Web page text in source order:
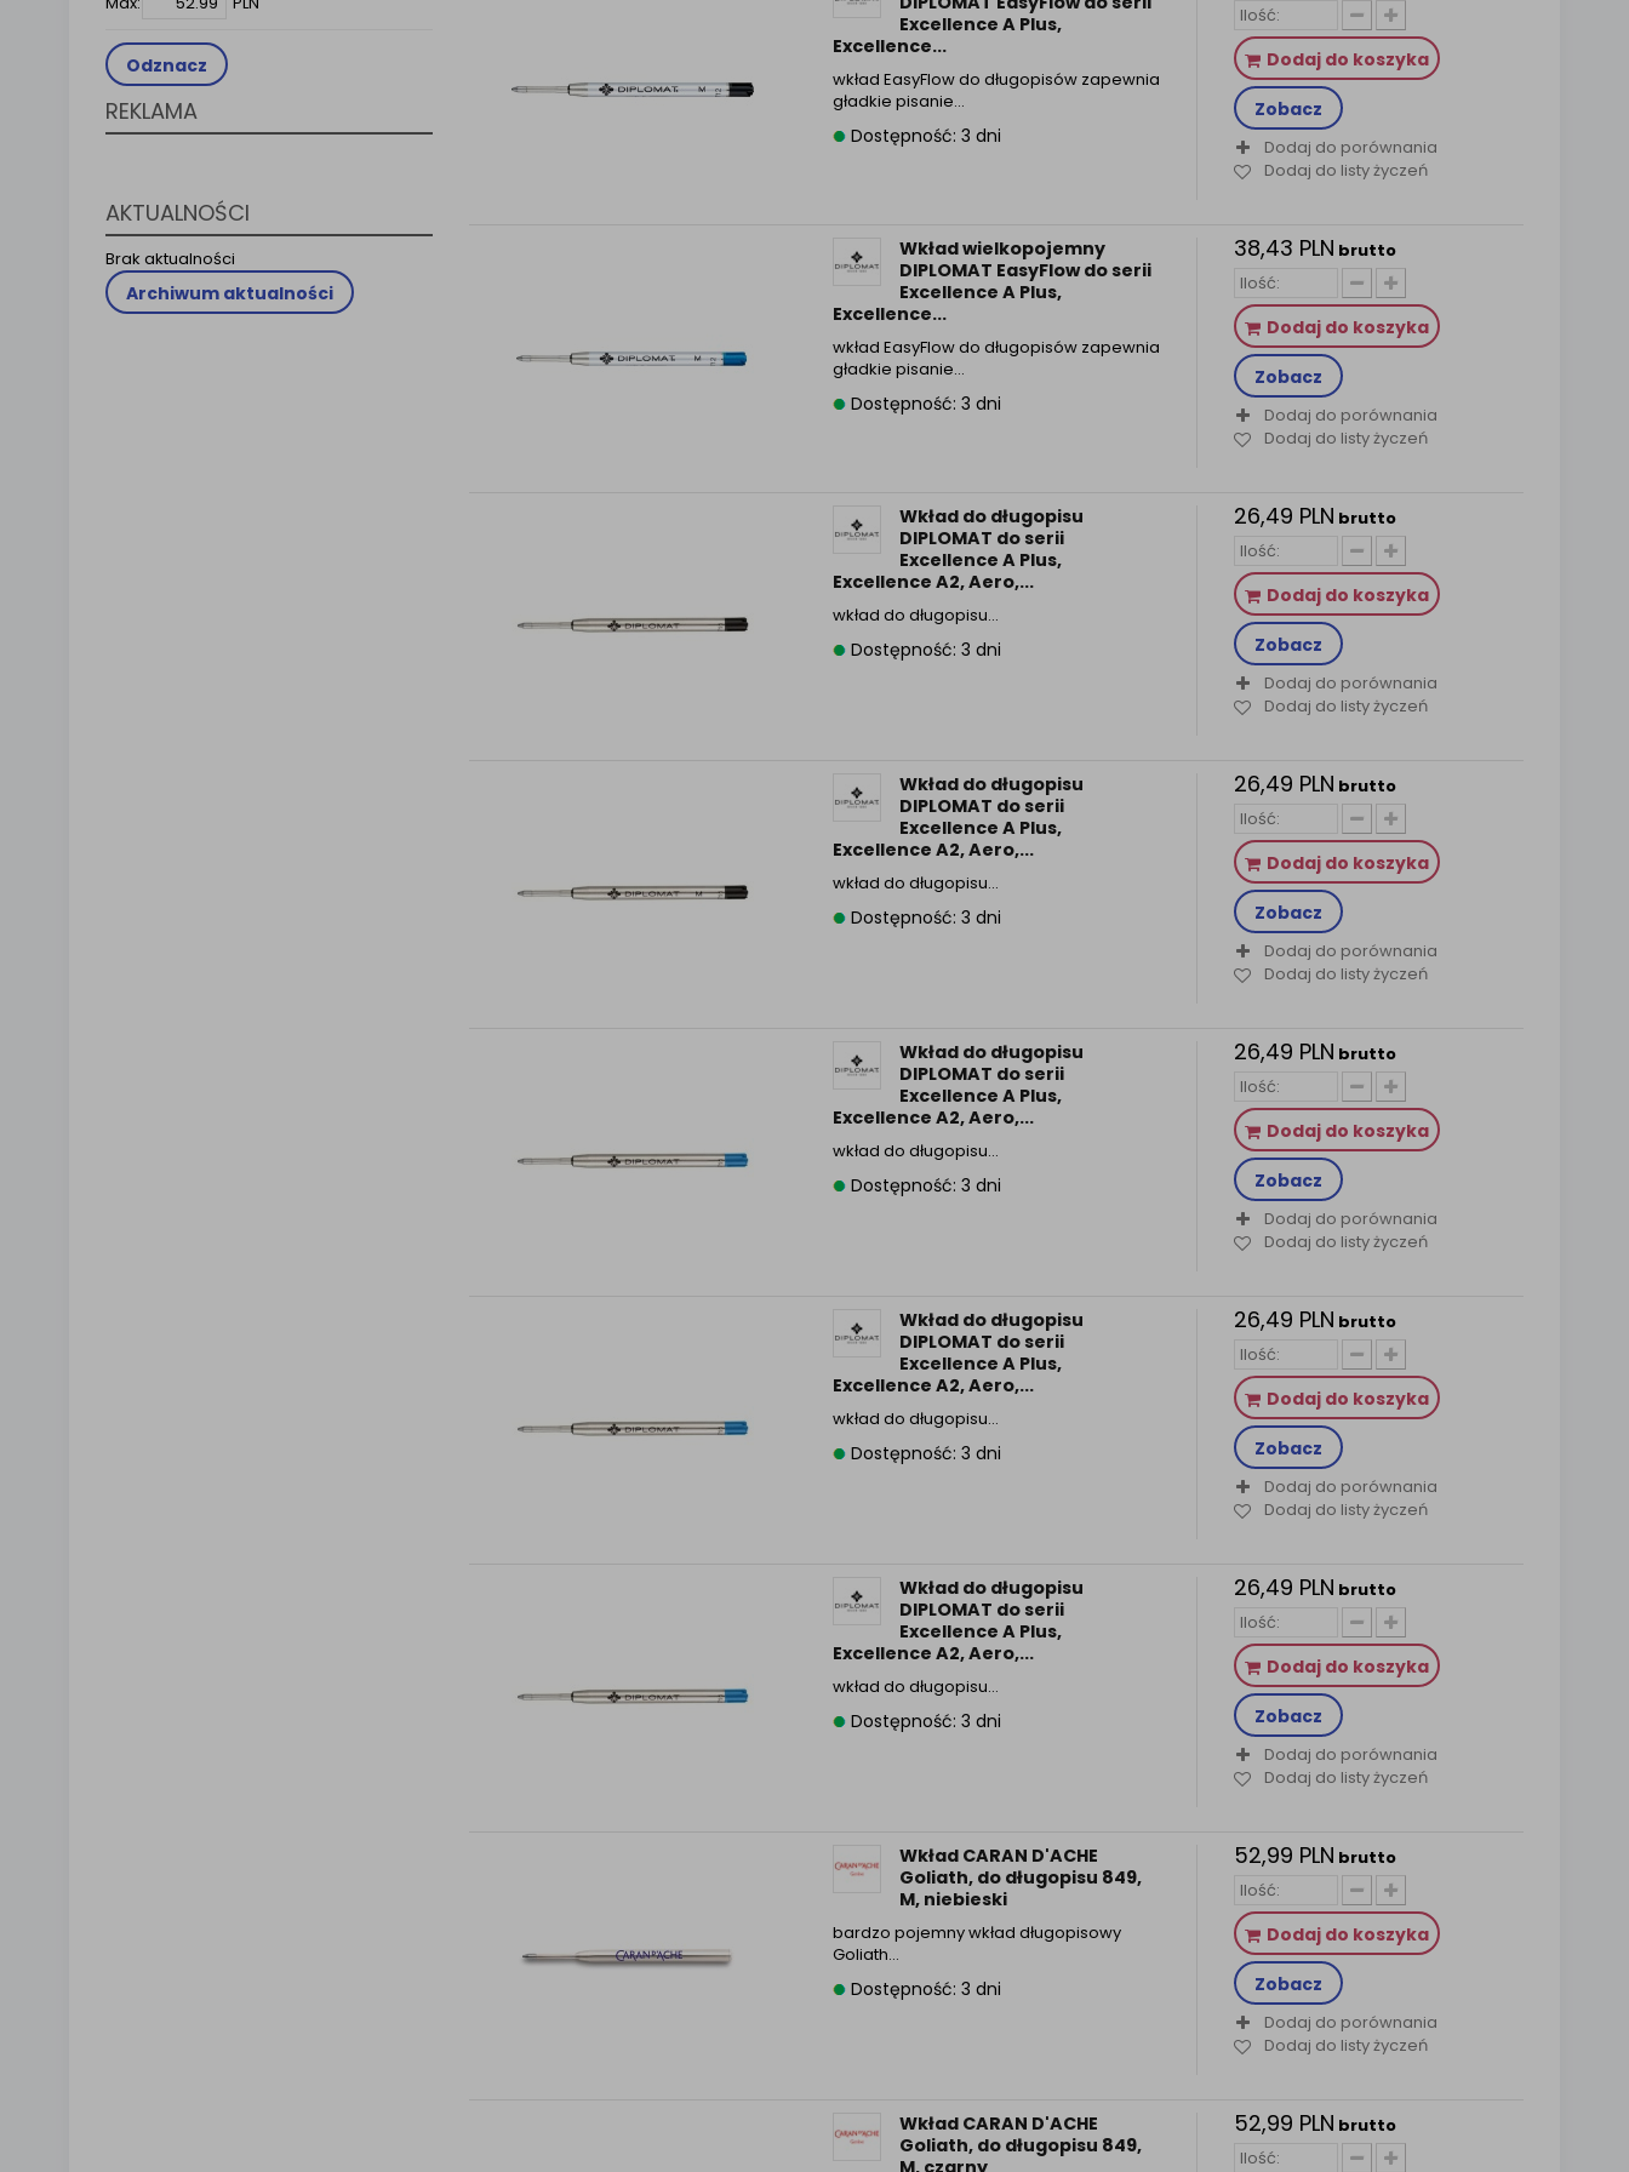
Odznacz
REKLAMA
AKTUALNOŚCI
Brak aktualności
Archiwum aktualności
Excellence A Plus,
Excellence...
wkład EasyFlow do długopisów zapewnia
gładkie pisanie…
Dostępność: 3 dni
Dodaj do koszyka
Zobacz
Dodaj do porównania
Dodaj do listy życzeń
Wkład wielkopojemny
DIPLOMAT EasyFlow do serii
Excellence A Plus,
Excellence...
wkład EasyFlow do długopisów zapewnia
gładkie pisanie…
Dostępność: 3 dni
38,43 PLN brutto
Dodaj do koszyka
Zobacz
Dodaj do porównania
Dodaj do listy życzeń
Wkład do długopisu
DIPLOMAT do serii
Excellence A Plus,
Excellence A2, Aero,...
wkład do długopisu…
Dostępność: 3 dni
26,49 PLN brutto
Dodaj do koszyka
Zobacz
Dodaj do porównania
Dodaj do listy życzeń
Wkład do długopisu
DIPLOMAT do serii
Excellence A Plus,
Excellence A2, Aero,...
wkład do długopisu…
Dostępność: 3 dni
26,49 PLN brutto
Dodaj do koszyka
Zobacz
Dodaj do porównania
Dodaj do listy życzeń
Wkład do długopisu
DIPLOMAT do serii
Excellence A Plus,
Excellence A2, Aero,...
wkład do długopisu…
Dostępność: 3 dni
26,49 PLN brutto
Dodaj do koszyka
Zobacz
Dodaj do porównania
Dodaj do listy życzeń
Wkład do długopisu
DIPLOMAT do serii
Excellence A Plus,
Excellence A2, Aero,...
wkład do długopisu…
Dostępność: 3 dni
26,49 PLN brutto
Dodaj do koszyka
Zobacz
Dodaj do porównania
Dodaj do listy życzeń
Wkład do długopisu
DIPLOMAT do serii
Excellence A Plus,
Excellence A2, Aero,...
wkład do długopisu…
Dostępność: 3 dni
26,49 PLN brutto
Dodaj do koszyka
Zobacz
Dodaj do porównania
Dodaj do listy życzeń
Wkład CARAN D'ACHE
Goliath, do długopisu 849,
M, niebieski
bardzo pojemny wkład długopisowy
Goliath…
Dostępność: 3 dni
52,99 PLN brutto
Dodaj do koszyka
Zobacz
Dodaj do porównania
Dodaj do listy życzeń
Wkład CARAN D'ACHE
Goliath, do długopisu 849,
M, czarny
52,99 PLN brutto